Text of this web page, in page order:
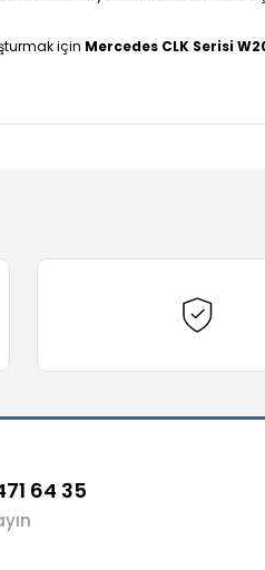
için Mercedes CLK Serisi
64 35